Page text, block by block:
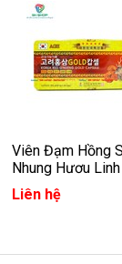
Viên Đạm Hồng
Nhung Hươu
Vàng Hàn Quốc
Liên hệ